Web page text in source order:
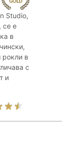
Studio,
се е
в
рокли в
с
и